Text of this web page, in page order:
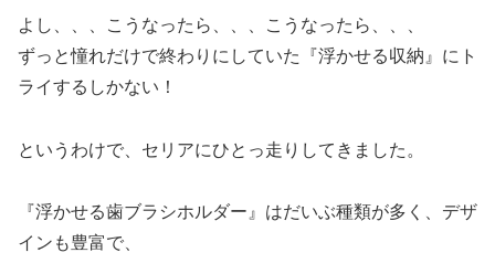
よし、、、こうなったら、、、こうなったら、、、
ずっと憧れだけで終わりにしていた『浮かせる収納』にト
ライするしかない！
というわけで、セリアにひとっ走りしてきました。
『浮かせる歯ブラシホルダー』はだいぶ種類が多く、デザ
インも豊富で、